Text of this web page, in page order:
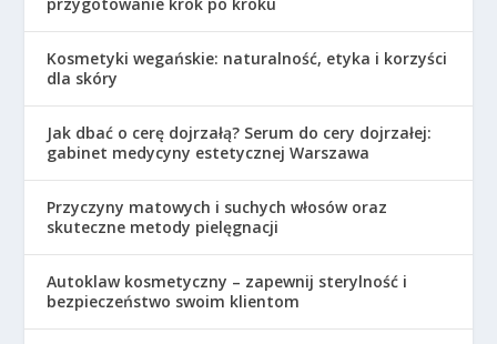
Kosmetyki wegańskie: naturalność, etyka i korzyści
dla skóry
Jak dbać o cerę dojrzałą? Serum do cery dojrzałej:
gabinet medycyny estetycznej Warszawa
Przyczyny matowych i suchych włosów oraz
skuteczne metody pielęgnacji
Autoklaw kosmetyczny – zapewnij sterylność i
bezpieczeństwo swoim klientom